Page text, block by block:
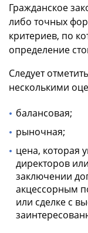
Гражданское
либо точных
критериев, по
определение
Следует
несколькими
балансовая;
рыночная;
цена, которая
директоров
заключении
акцессорным
или сделке с